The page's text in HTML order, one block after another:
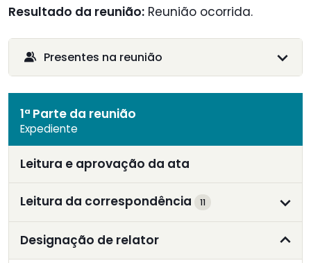
Resultado da reunião: Reunião ocorrida.
Presentes na reunião
1ª Parte da reunião
Expediente
Leitura e aprovação da ata
Leitura da correspondência 11
Designação de relator